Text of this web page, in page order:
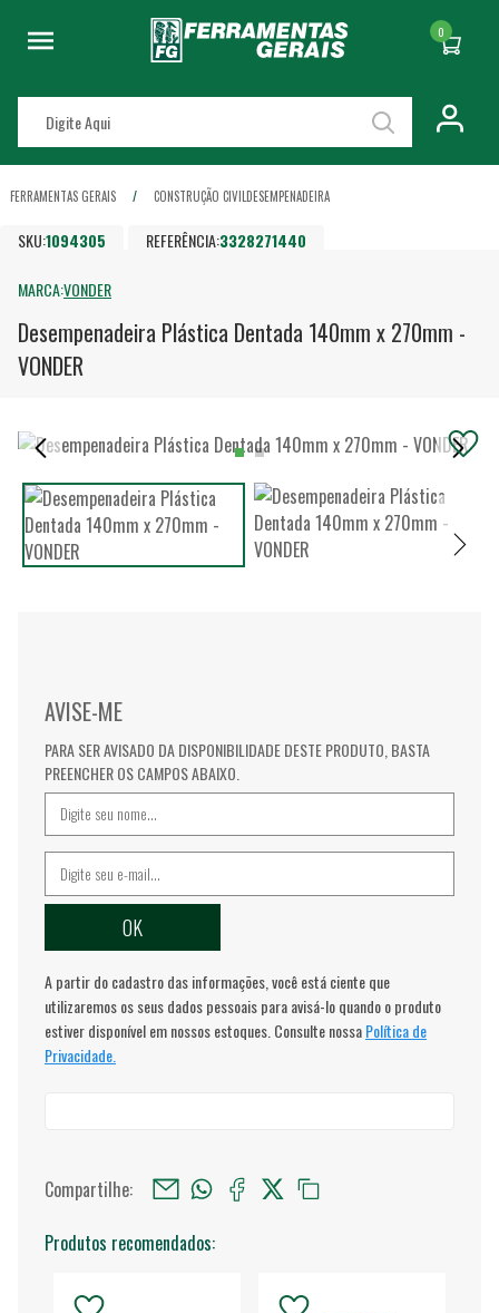
0
FERRAMENTAS GERAIS CONSTRUÇÃO CIVILDESEMPENADEIRA
SKU:1094305 REFERÊNCIA:3328271440
MARCA:VONDER
Desempenadeira Plástica Dentada 140mm x 270mm -
VONDER
AVISE-ME
PARA SER AVISADO DA DISPONIBILIDADE DESTE PRODUTO, BASTA
PREENCHER OS CAMPOS ABAIXO.
A partir do cadastro das informações, você está ciente que
utilizaremos os seus dados pessoais para avisá-lo quando o produto
estiver disponível em nossos estoques. Consulte nossaPolítica de
Privacidade.
Compartilhe:
Produtos recomendados: